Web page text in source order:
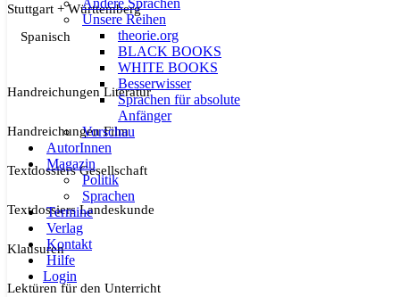
Andere Sprachen
Unsere Reihen
theorie.org
BLACK BOOKS
WHITE BOOKS
Besserwisser
Sprachen für absolute
Anfänger
Vorschau
AutorInnen
Magazin
Politik
Sprachen
Termine
Verlag
Kontakt
Hilfe
Login
Stuttgart + Württemberg
Spanisch
Handreichungen Literatur
Handreichungen Film
Textdossiers Gesellschaft
Textdossiers Landeskunde
Klausuren
Lektüren für den Unterricht